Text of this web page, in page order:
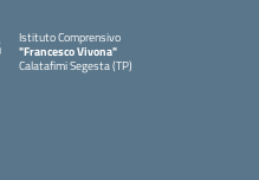
Istituto Comprensivo
"Francesco Vivona"
Calatafimi Segesta (TP)
— Visita la pagina iniziale della scuola